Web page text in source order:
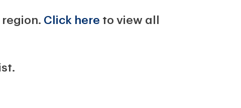
Click here to view all